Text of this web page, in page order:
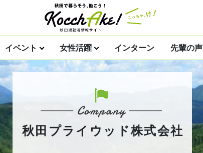
イベント 女性活躍 インターン 先輩の声
秋田プライウッド株式会社